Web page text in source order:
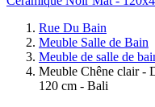
Rue Du Bain
Meuble Salle de Bain
Meuble de salle de
Meuble Chêne clair -
120 cm - Bali